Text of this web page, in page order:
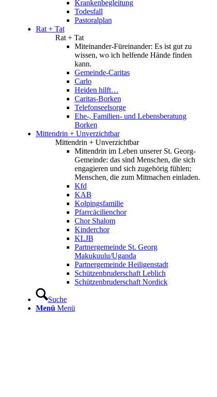
Krankenbegleitung
Todesfall
Pastoralplan
Rat + Tat
Rat + Tat
Miteinander-Füreinander: Es ist gut zu
wissen, wo ich helfende Hände finden
kann.
Gemeinde-Caritas
Carlo
Heiden hilft…
Caritas-Borken
Telefonseelsorge
Ehe-, Familien- und Lebensberatung
Borken
Mittendrin + Unverzichtbar
Mittendrin + Unverzichtbar
Mittendrin im Leben unserer St. Georg-
Gemeinde: das sind Menschen, die sich
engagieren und sich zugehörig fühlen;
Menschen, die zum Mitmachen einladen.
Kfd
KAB
Kolpingsfamilie
Pfarrcäcilienchor
Chor Shalom
Kinderchor
KLJB
Partnergemeinde St. Georg
Makukuulu/Uganda
Partnergemeinde Heiligenstadt
Schützenbruderschaft Leblich
Schützenbruderschaft Nordick
Suche
Menü Menü